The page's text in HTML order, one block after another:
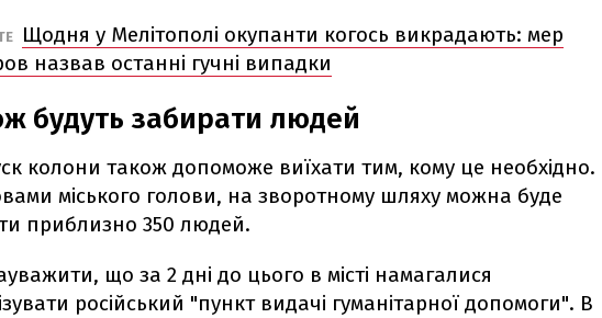
Щодня у Мелітополі окупанти когось викрадають: мер
назвав останні гучні випадки
будуть забирати людей
колони також допоможе виїхати тим, кому це необхідно.
міського голови, на зворотному шляху можна буде
приблизно 350 людей.
що за 2 дні до цього в місті намагалися
російський "пункт видачі гуманітарної допомоги". В